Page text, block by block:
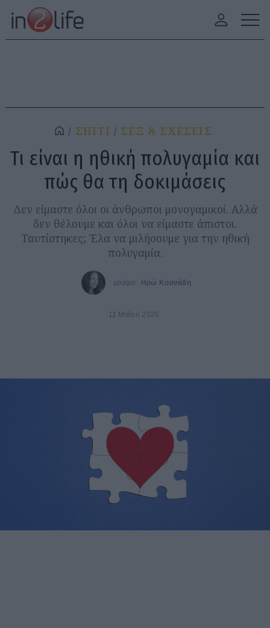
ΣΠΙΤΙ ΣΕΞ & ΣΧΕΣΕΙΣ
Τι είναι η ηθική πολυγαμία και
πώς θα τη δοκιμάσεις
Δεν είμαστε όλοι οι άνθρωποι μονογαμικοί. Αλλά
δεν θέλουμε και όλοι να είμαστε άπιστοι.
Ταυτίστηκες; Έλα να μιλήσουμε για την ηθική
πολυγαμία.
γράφει: Ηρώ Κουνάδη
11 Μαΐου 2026